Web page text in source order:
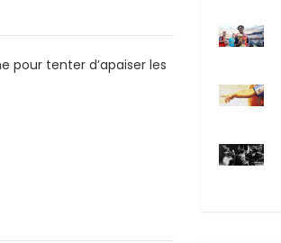
pour tenter d’apaiser les